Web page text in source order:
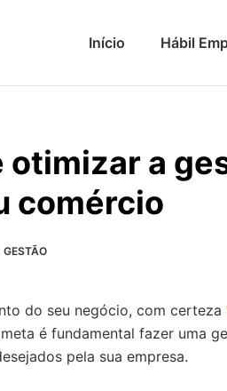
Início Hábil
otimizar a
comércio
GESTÃO
do seu negócio, com certeza
é fundamental fazer uma
pela sua empresa.